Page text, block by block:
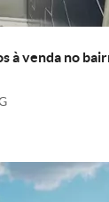
à venda no